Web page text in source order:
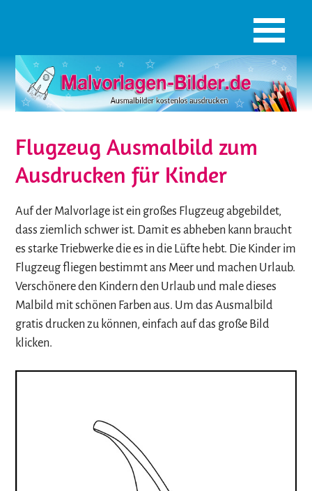
Flugzeug Ausmalbild zum
Ausdrucken für Kinder
Auf der Malvorlage ist ein großes Flugzeug abgebildet,
dass ziemlich schwer ist. Damit es abheben kann braucht
es starke Triebwerke die es in die Lüfte hebt. Die Kinder im
Flugzeug fliegen bestimmt ans Meer und machen Urlaub.
Verschönere den Kindern den Urlaub und male dieses
Malbild mit schönen Farben aus. Um das Ausmalbild
gratis drucken zu können, einfach auf das große Bild
klicken.